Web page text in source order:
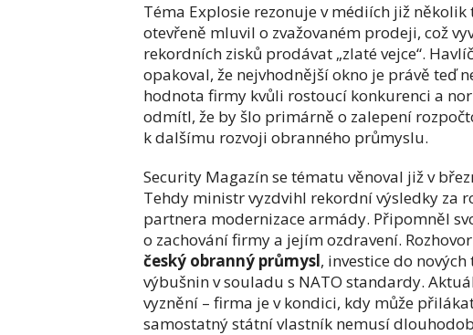
Téma Explosie rezonuje v médiích již
otevřeně mluvil o zvažovaném prodeji, což
rekordních zisků prodávat „zlaté vejce“.
opakoval, že nejvhodnější okno je právě teď
hodnota firmy kvůli rostoucí konkurenci a
odmítl, že by šlo primárně o zalepení
k dalšímu rozvoji obranného průmyslu.
Security Magazín se tématu věnoval již v
Tehdy ministr vyzdvihl rekordní výsledky za
partnera modernizace armády. Připomněl
o zachování firmy a jejím ozdravení.
český obranný průmysl, investice do
výbušnin v souladu s NATO standardy.
vyznění – firma je v kondici, kdy může
samostatný státní vlastník nemusí